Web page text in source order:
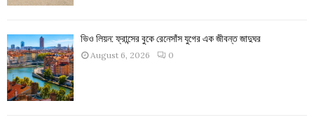
ভিও লিয়ন: ফ্রান্সের বুকে রেনেসাঁস যুগের এক জীবন্ত জাদুঘর
August 6, 2026 0